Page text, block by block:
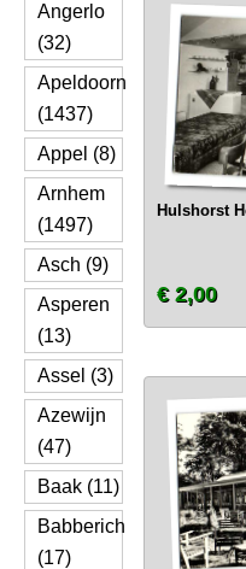
Angerlo
(32)
Apeldoorn
(1437)
Appel (8)
Arnhem
(1497)
Asch (9)
Asperen
(13)
Assel (3)
Azewijn
(47)
Baak (11)
Babberich
(17)
Hulshorst
€ 2,00